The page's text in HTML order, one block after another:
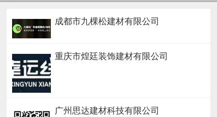
成都市九棵松建材有限公司
重庆市煌廷装饰建材有限公司
广州思达建材科技有限公司